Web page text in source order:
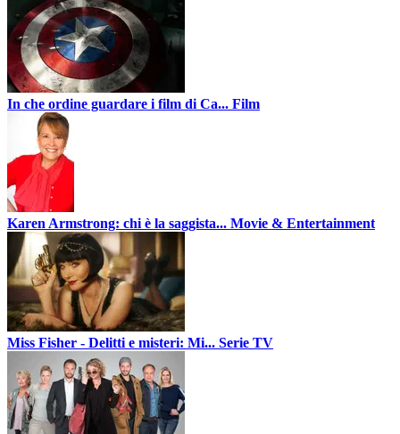
In che ordine guardare i film di Ca... Film
Karen Armstrong: chi è la saggista... Movie & Entertainment
Miss Fisher - Delitti e misteri: Mi... Serie TV